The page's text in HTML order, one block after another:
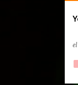
d
el